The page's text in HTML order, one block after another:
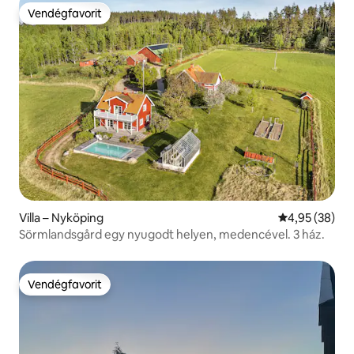
Vendégfavorit
Vendégfavorit
Villa – Nyköping Átlagos
4,95 (38)
Sörmlandsgård egy nyugodt helyen, medencével. 3 ház.
Vendégfavorit
Vendégfavorit